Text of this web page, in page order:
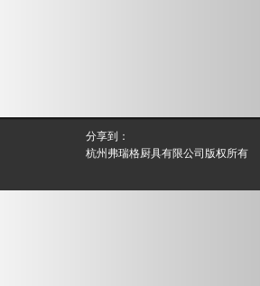
分享到：
杭州弗瑞格厨具有限公司版权所有